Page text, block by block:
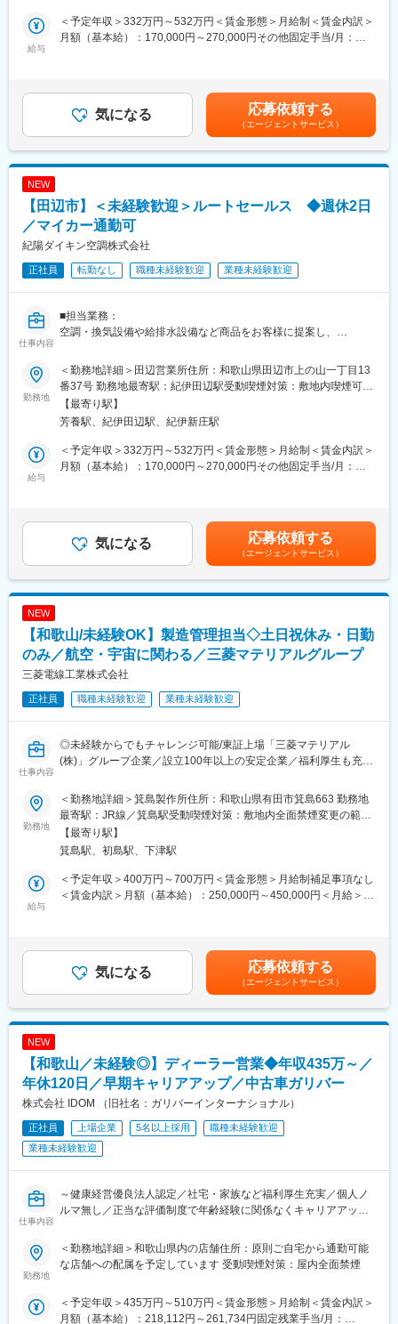
■組織構成：
工務部
■魅力ポイント：
◎お仕事の流れなどは丁寧にお教えするので未経験スタートも安
■会社の特徴：
ダイキン工業空調製品の販売を中心に、施工、サービスまで一貫
した体制で事業を運営しております。
提供し地域の様々なユーザー様に信頼を得てまいりました。
様方に喜ばれる会社、地域社会に貢献できる会社を目指してまい
ります。
す。
給与
＜予定年収＞332万円～532万円＜賃金形態＞月給制＜賃金内訳＞
月額（基本給）：170,000円～270,000円その他固定手当/月：
円）、超過分別途支給■その他固定手当：自動車手当1,500円■賞
与：年2回（昨年実績：年3回5か月分）■昇給：有（前年実績：0
～10,000円／月）賃金はあくまでも目安の金額であり、選考を通
じて上下する可能性があります。月給(月額)は固定手当を含めた表
記です。
気になる 応募依頼する
（エージェントサービス）
NEW
【田辺市】＜未経験歓迎＞ルートセールス ◆週休2日
／マイカー通勤可
紀陽ダイキン空調株式会社
正社員 転勤なし 職種未経験歓迎 業種未経験歓迎
仕事内容
■担当業務：
空調・換気設備や給排水設備など商品をお客様に提案し、
主には和歌山県下の販売店様等へ
商品販売活動を行います。
■組織構成：
本社：12名
田辺営業所：3名
心です！
◎昇給・賞与もあるので給与UPも可能です！
◎週休2日制で残業は月20時間程度。長く続けられる環境が整っ
した体制で事業を運営しております。
創業以来、ユーザー様の心地よい空間づくりを、販売店様と共に
提供し地域の様々なユーザー様に信頼を得てまいりました。
性、安全性、コスト面など総合的なシステムのご提案を通じて皆
また、環境商品を取り扱いSDGsにも積極的に取り組んでおりま
す。
勤務地
＜勤務地詳細＞田辺営業所住所：和歌山県田辺市上の山一丁目13
番37号 勤務地最寄駅：紀伊田辺駅受動喫煙対策：敷地内喫煙可能
場所あり
【最寄り駅】
芳養駅、紀伊田辺駅、紀伊新庄駅
給与
＜予定年収＞332万円～532万円＜賃金形態＞月給制＜賃金内訳＞
月額（基本給）：170,000円～270,000円その他固定手当/月：
円）、超過分別途支給■その他固定手当：自動車手当1,500円■賞
与：年2回（昨年実績：年3回5か月分）■昇給：有（前年実績：0
～10,000円／月）賃金はあくまでも目安の金額であり、選考を通
じて上下する可能性があります。月給(月額)は固定手当を含めた表
記です。
気になる 応募依頼する
（エージェントサービス）
NEW
【和歌山/未経験OK】製造管理担当◇土日祝休み・日勤
のみ／航空・宇宙に関わる／三菱マテリアルグループ
三菱電線工業株式会社
正社員 職種未経験歓迎 業種未経験歓迎
仕事内容
◎未経験からでもチャレンジ可能/東証上場「三菱マテリアル
(株)」グループ企業／設立100年以上の安定企業／福利厚生も充実
◎H3ロケットなどの宇宙関連プロジェクトで蓄積した高度な技術
力で、半導体・航空宇宙防衛・空気圧・自動車・医療など多くの
業界の最先端の技術を支えています！
■募集背景：
組織強化および増産対応のための増員募集になります。
ていただきます。※実作業担当ではなく、製造管理者としてお仕事
になります。製品の製造プロセスを管理し、高品質な製品の納期
・品質水準の維持・向上管理
・品質・コスト・納期の管理
同社のシール製品は、航空宇宙や半導体業界など多岐にわたる産
ることができます。
く、手順書など管理側の作業として任されるポジション以外にも
経験していただく）業務の理解を深めていただきます。その後
と技術を習得していただきます
■組織体制：
も多く、馴染みやすい環境です。また、若手の採用にも力を入れ
ています。平均勤続年数が21年以上と長く、安定して働ける職場
勤務地
＜勤務地詳細＞箕島製作所住所：和歌山県有田市箕島663 勤務地
最寄駅：JR線／箕島駅受動喫煙対策：敷地内全面禁煙変更の範
囲：会社の定める事業所
【最寄り駅】
箕島駅、初島駅、下津駅
給与
＜予定年収＞400万円～700万円＜賃金形態＞月給制補足事項なし
＜賃金内訳＞月額（基本給）：250,000円～450,000円＜月給＞
2回（6月、12月）※業績連動賃金はあくまでも目安の金額であ
り、選考を通じて上下する可能性があります。月給(月額)は固定手
当を含めた表記です。
気になる 応募依頼する
（エージェントサービス）
NEW
【和歌山／未経験◎】ディーラー営業◆年収435万～／
年休120日／早期キャリアアップ／中古車ガリバー
株式会社 IDOM （旧社名：ガリバーインターナショナル）
正社員 上場企業 5名以上採用
職種未経験歓迎
業種未経験歓迎
仕事内容
～健康経営優良法人認定／社宅・家族など福利厚生充実／個人ノ
ルマ無し／正当な評価制度で年齢経験に関係なくキャリアアップ
全国に約460店舗展開し、業界実績トップクラスを誇る中古車販
だきます。
勤務地
＜勤務地詳細＞和歌山県内の店舗住所：原則ご自宅から通勤可能
な店舗への配属を予定しています 受動喫煙対策：屋内全面禁煙
＜予定年収＞435万円～510万円＜賃金形態＞月給制＜賃金内訳＞
月額（基本給）：218,112円～261,734円固定残業手当/月：